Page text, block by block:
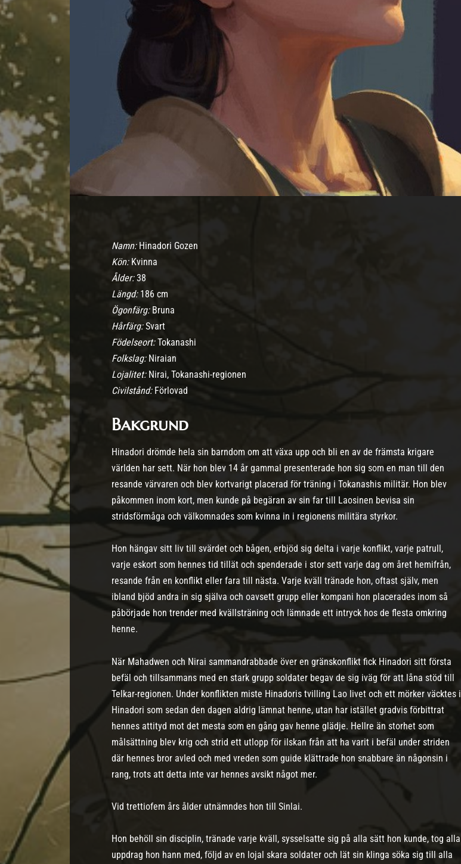
Namn: Hinadori Gozen
Kön: Kvinna
Ålder:38
Längd: 186 cm
Ögonfärg: Bruna
Hårfärg:Svart
Födelseort:Tokanashi
Folkslag: Niraian
Lojalitet: Nirai, Tokanashi-regionen
Civilstånd: Förlovad
Bakgrund
Hinadori drömde hela sin barndom om att växa upp och bli en av de främsta krigare
världen har sett. När hon blev 14 år gammal presenterade hon sig som en man till den
resande värvaren och blev kortvarigt placerad för träning i Tokanashis militär. Hon blev
påkommen inom kort, men kunde på begäran av sin far till Laosinen bevisa sin
stridsförmåga och välkomnades som kvinna in i regionens militära styrkor.
Hon hängav sitt liv till svärdet och bågen, erbjöd sig delta i varje konflikt, varje patrull,
varje eskort som hennes tid tillät och spenderade i stor sett varje dag om året hemifrån,
resande från en konflikt eller fara till nästa. Varje kväll tränade hon, oftast själv, men
ibland bjöd andra in sig själva och oavsett grupp eller kompani hon placerades inom så
påbörjade hon trender med kvällsträning och lämnade ett intryck hos de flesta omkring
henne.
När Mahadwen och Nirai sammandrabbade över en gränskonflikt fick Hinadori sitt första
befäl och tillsammans med en stark grupp soldater begav de sig iväg för att låna stöd till
Telkar-regionen. Under konflikten miste Hinadoris tvilling Lao livet och ett mörker väcktes i
Hinadori som sedan den dagen aldrig lämnat henne, utan har istället gradvis förbittrat
hennes attityd mot det mesta som en gång gav henne glädje. Hellre än storhet som
målsättning blev krig och strid ett utlopp för ilskan från att ha varit i befäl under striden
där hennes bror avled och med vreden som guide klättrade hon snabbare än någonsin i
rang, trots att detta inte var hennes avsikt något mer.
Vid trettiofem års ålder utnämndes hon till Sinlai.
Hon behöll sin disciplin, tränade varje kväll, sysselsatte sig på alla sätt hon kunde, tog alla
uppdrag hon hann med, följd av en lojal skara soldater och lät sin klinga söka sig till alla